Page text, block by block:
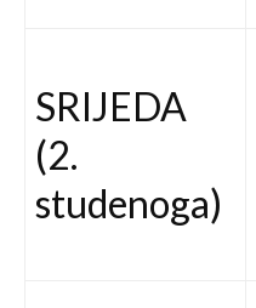
SRIJEDA
(2.
studenoga)